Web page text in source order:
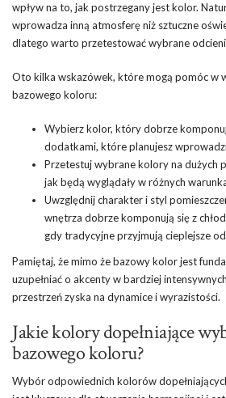
wpływ na to, jak postrzegany jest kolor.
wprowadza inną atmosferę niż sztuczne
dlatego warto przetestować wybrane
Oto kilka wskazówek, które mogą pomóc w
bazowego koloru:
Wybierz kolor, który dobrze
dodatkami, które planujesz
Przetestuj wybrane kolory na dużych
jak będą wyglądały w różnych
Uwzględnij charakter i styl
wnętrza dobrze komponują się z
gdy tradycyjne przyjmują cieplejsze
Pamiętaj, że mimo że bazowy kolor jest
uzupełniać o akcenty w bardziej
przestrzeń zyska na dynamice i wyrazistości.
Jakie kolory dopełniające
bazowego koloru?
Wybór odpowiednich kolorów